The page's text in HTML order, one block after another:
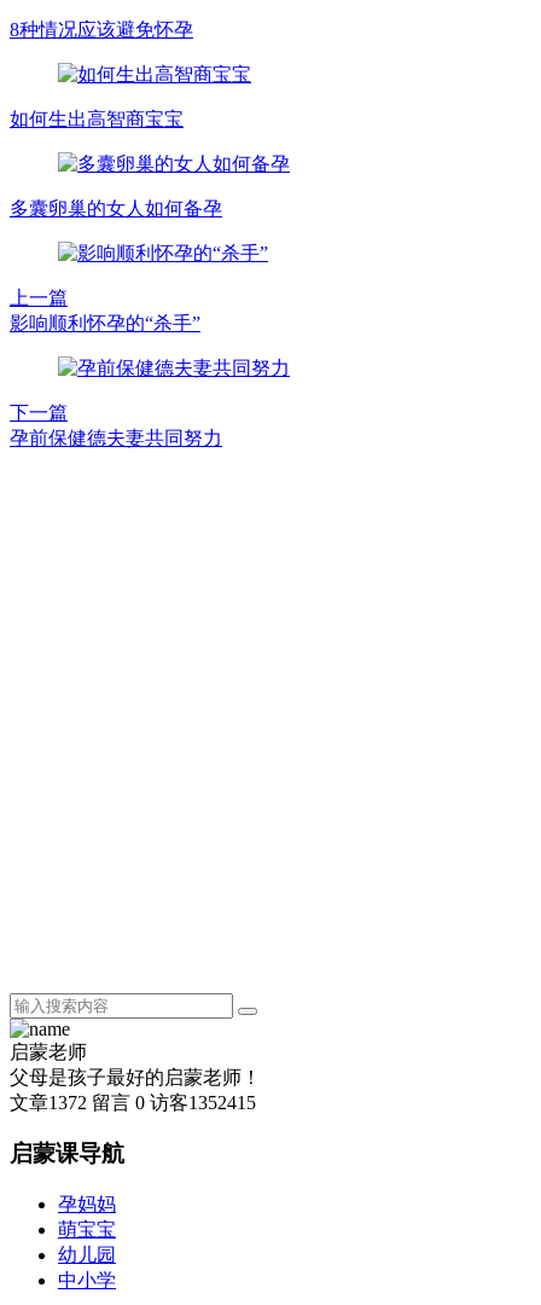
8种情况应该避免怀孕
如何生出高智商宝宝
多囊卵巢的女人如何备孕
上一篇
影响顺利怀孕的“杀手”
下一篇
孕前保健德夫妻共同努力
启蒙老师
父母是孩子最好的启蒙老师！
文章1372 留言 0 访客1352415
启蒙课导航
孕妈妈
萌宝宝
幼儿园
中小学